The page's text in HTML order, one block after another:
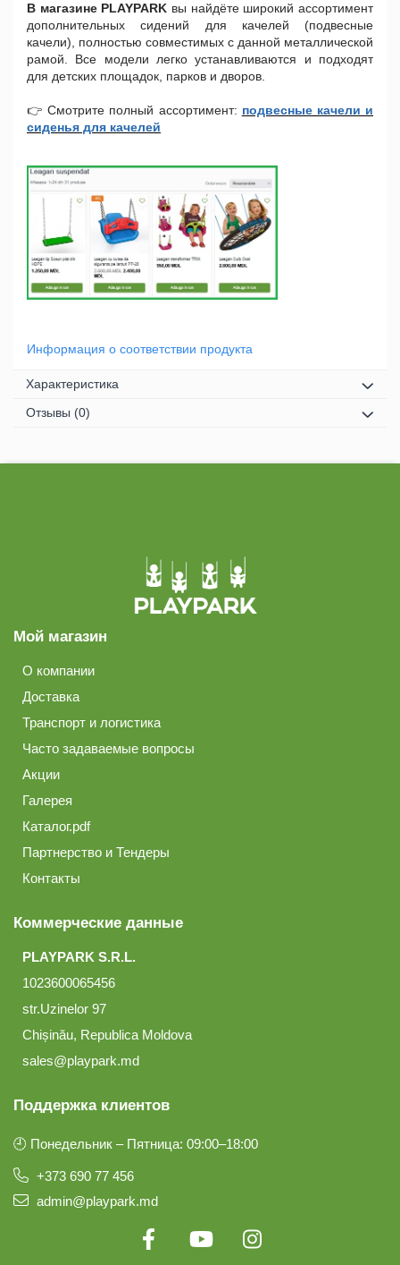
В магазине PLAYPARK вы найдёте широкий ассортимент
дополнительных сидений для качелей (подвесные
качели), полностью совместимых с данной металлической
рамой. Все модели легко устанавливаются и подходят
для детских площадок, парков и дворов.
👉 Смотрите полный ассортимент: подвесные качели и
сиденья для качелей
Информация о соответствии продукта
Характеристика
Отзывы (0)
Мой магазин
О компании
Доставка
Транспорт и логистика
Часто задаваемые вопросы
Акции
Галерея
Каталог.pdf
Партнерство и Тендеры
Контакты
Коммерческие данные
PLAYPARK S.R.L.
1023600065456
str.Uzinelor 97
Chișinău, Republica Moldova
sales@playpark.md
Поддержка клиентов
🕘 Понедельник – Пятница: 09:00–18:00
+373 690 77 456
admin@playpark.md